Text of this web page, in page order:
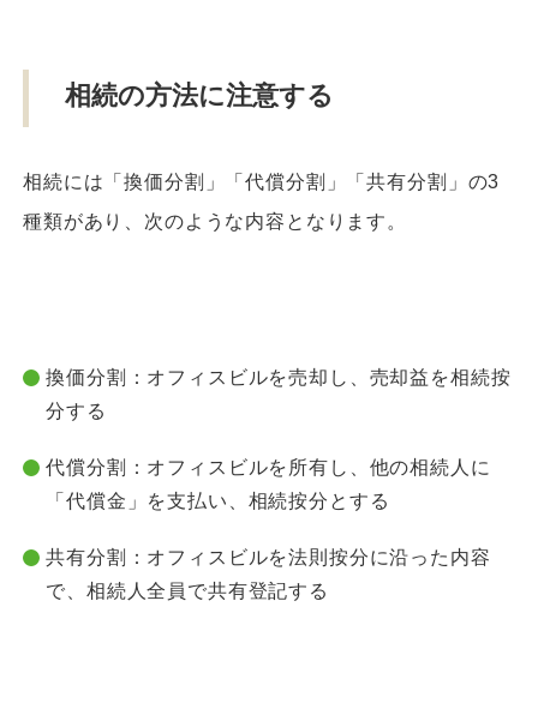
相続の方法に注意する
相続には「換価分割」「代償分割」「共有分割」の3
種類があり、次のような内容となります。
換価分割：オフィスビルを売却し、売却益を相続按
分する
代償分割：オフィスビルを所有し、他の相続人に
「代償金」を支払い、相続按分とする
共有分割：オフィスビルを法則按分に沿った内容
で、相続人全員で共有登記する